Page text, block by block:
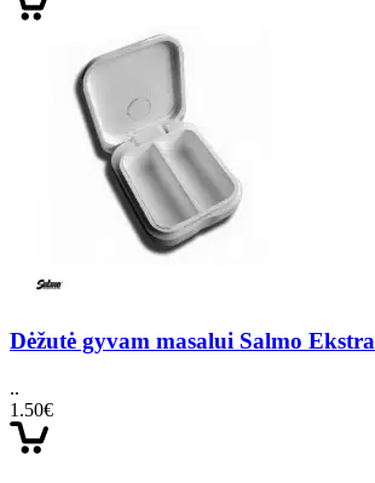
Dėžutė gyvam masalui Salmo Ekstra
..
1.50€